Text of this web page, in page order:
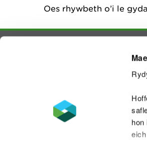
Oes rhywbeth o’i le
Datganiad hygyrchedd